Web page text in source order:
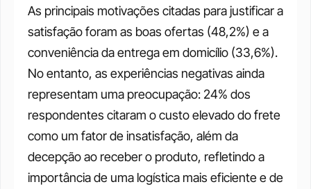
As principais motivações citadas para justificar a
satisfação foram as boas ofertas (48,2%) e a
conveniência da entrega em domicílio (33,6%).
No entanto, as experiências negativas ainda
representam uma preocupação: 24% dos
respondentes citaram o custo elevado do frete
como um fator de insatisfação, além da
decepção ao receber o produto, refletindo a
importância de uma logística mais eficiente e de